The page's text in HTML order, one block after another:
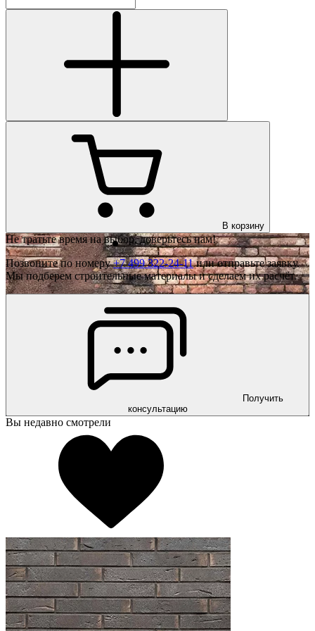
В корзину
Не тратьте время на выбор, доверьтесь нам!
Позвоните по номеру+7 499 322-24-11или отправьте заявку.
Мы подберем строительные материалы и сделаем их расчёт.
Получить
консультацию
Вы недавно смотрели